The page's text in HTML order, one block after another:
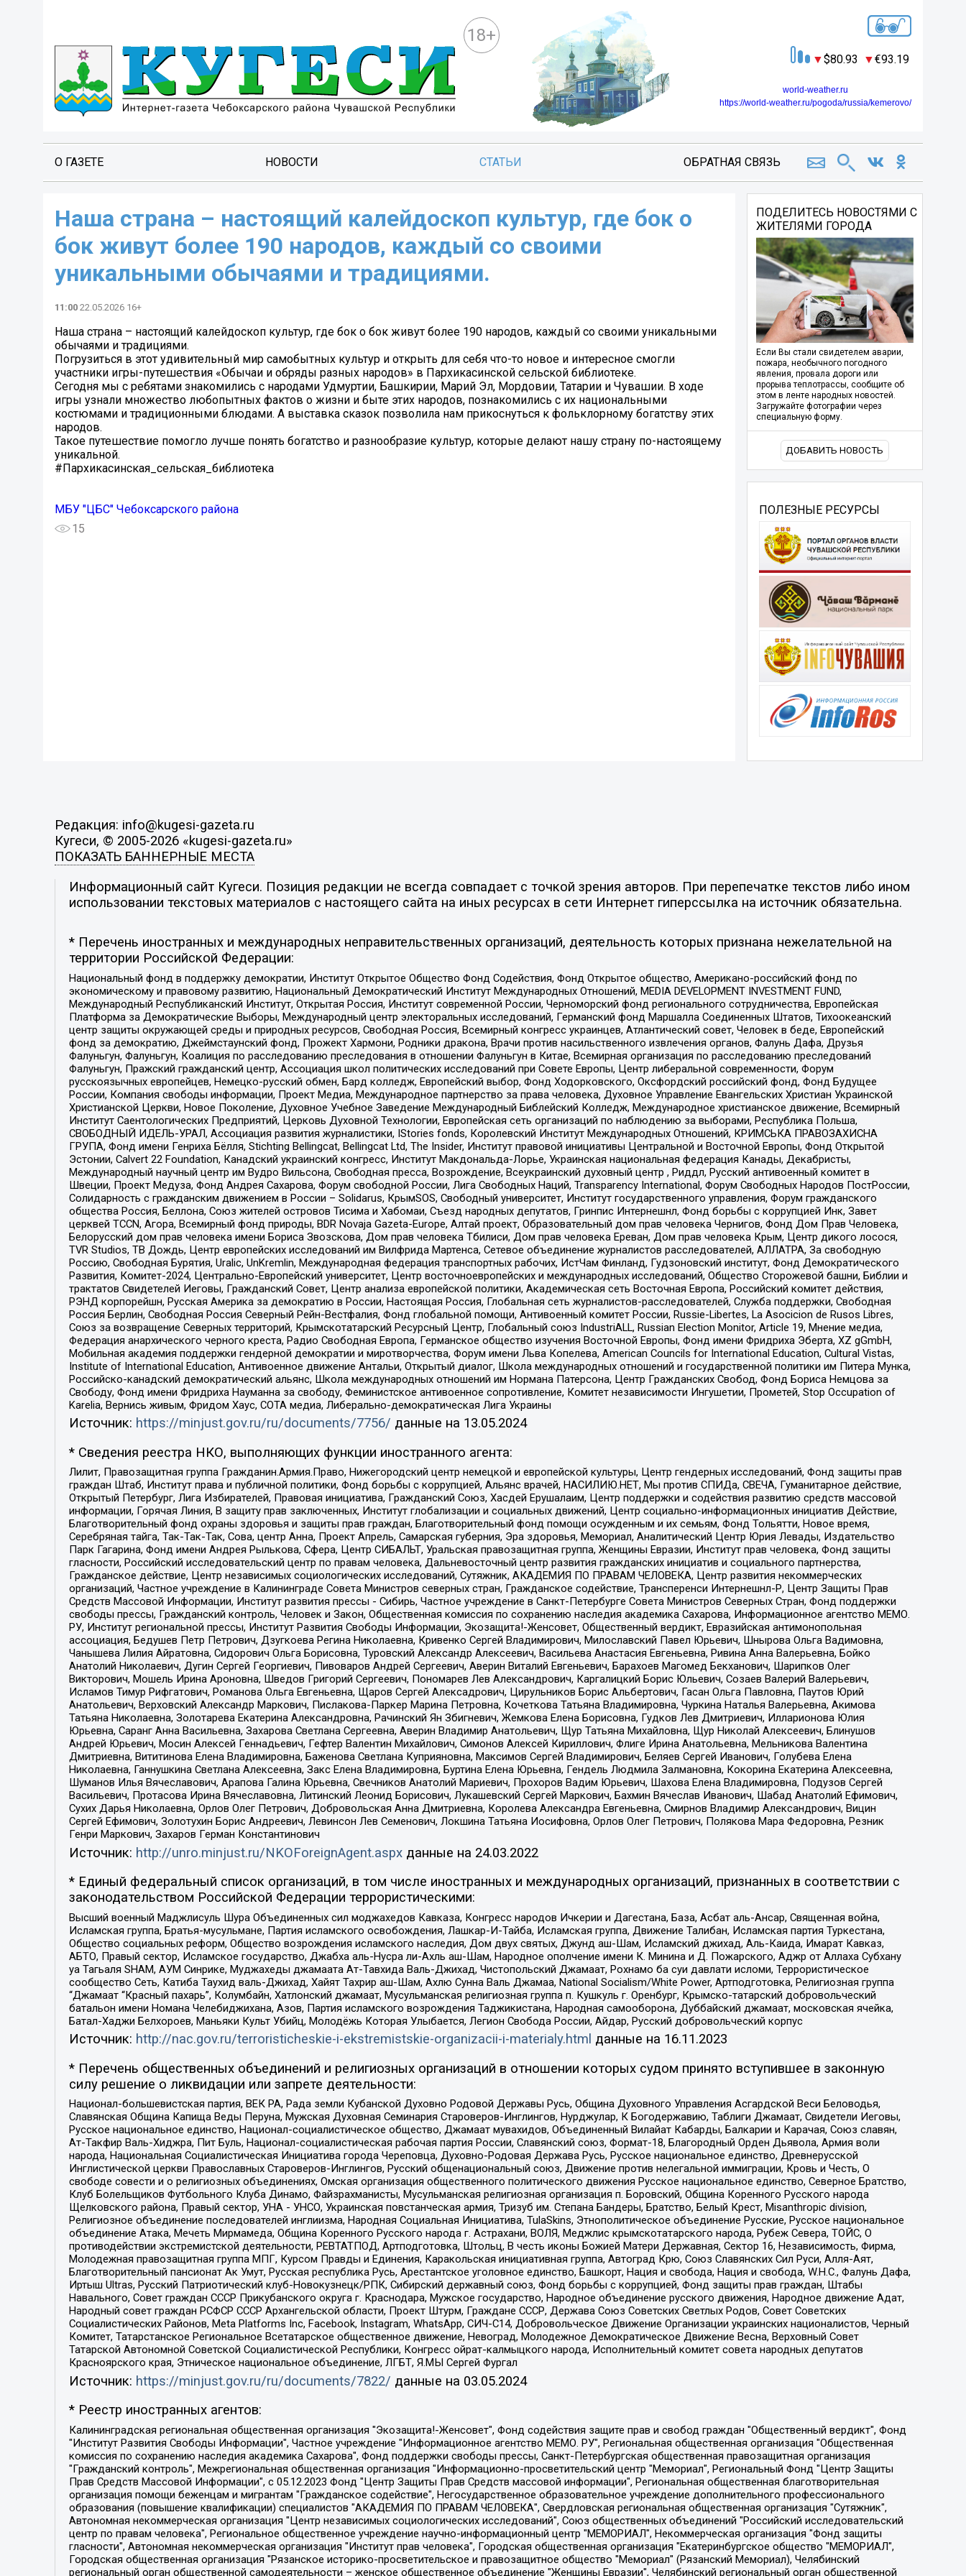
18+
80.93 93.19
world-weather.ru
https://world-weather.ru/pogoda/russia/kemerovo/
О ГАЗЕТЕ НОВОСТИ СТАТЬИ ОБРАТНАЯ СВЯЗЬ
Наша страна – настоящий калейдоскоп культур, где бок о
бок живут более 190 народов, каждый со своими
уникальными обычаями и традициями.
11:00 22.05.2026 16+
Наша страна – настоящий калейдоскоп культур, где бок о бок живут более 190 народов, каждый со своими уникальными
обычаями и традициями.
Погрузиться в этот удивительный мир самобытных культур и открыть для себя что-то новое и интересное смогли
участники игры-путешествия «Обычаи и обряды разных народов» в Пархикасинской сельской библиотеке.
Сегодня мы с ребятами знакомились с народами Удмуртии, Башкирии, Марий Эл, Мордовии, Татарии и Чувашии. В ходе
игры узнали множество любопытных фактов о жизни и быте этих народов, познакомились с их национальными
костюмами и традиционными блюдами. А выставка сказок позволила нам прикоснуться к фольклорному богатству этих
народов.
Такое путешествие помогло лучше понять богатство и разнообразие культур, которые делают нашу страну по-настоящему
уникальной.
#Пархикасинская_сельская_библиотека
МБУ "ЦБС" Чебоксарского района
15
ПОДЕЛИТЕСЬ НОВОСТЯМИ С
ЖИТЕЛЯМИ ГОРОДА
Если Вы стали свидетелем аварии,
пожара, необычного погодного
явления, провала дороги или
прорыва теплотрассы, сообщите об
этом в ленте народных новостей.
Загружайте фотографии через
специальную форму.
ДОБАВИТЬ НОВОСТЬ
ПОЛЕЗНЫЕ РЕСУРСЫ
Редакция: info@kugesi-gazeta.ru
Кугеси, © 2005-2026 «kugesi-gazeta.ru»
ПОКАЗАТЬ БАННЕРНЫЕ МЕСТА
Информационный сайт Кугеси. Позиция редакции не всегда совпадает с точкой зрения авторов. При перепечатке текстов либо ином
использовании текстовых материалов с настоящего сайта на иных ресурсах в сети Интернет гиперссылка на источник обязательна.
* Перечень иностранных и международных неправительственных организаций, деятельность которых признана нежелательной на
территории Российской Федерации:
Национальный фонд в поддержку демократии, Институт Открытое Общество Фонд Содействия, Фонд Открытое общество, Американо-российский фонд по
экономическому и правовому развитию, Национальный Демократический Институт Международных Отношений, MEDIA DEVELOPMENT INVESTMENT FUND,
Международный Республиканский Институт, Открытая Россия, Институт современной России, Черноморский фонд регионального сотрудничества, Европейская
Платформа за Демократические Выборы, Международный центр электоральных исследований, Германский фонд Маршалла Соединенных Штатов, Тихоокеанский
центр защиты окружающей среды и природных ресурсов, Свободная Россия, Всемирный конгресс украинцев, Атлантический совет, Человек в беде, Европейский
фонд за демократию, Джеймстаунский фонд, Прожект Хармони, Родники дракона, Врачи против насильственного извлечения органов, Фалунь Дафа, Друзья
Фалуньгун, Фалуньгун, Коалиция по расследованию преследования в отношении Фалуньгун в Китае, Всемирная организация по расследованию преследований
Фалуньгун, Пражский гражданский центр, Ассоциация школ политических исследований при Совете Европы, Центр либеральной современности, Форум
русскоязычных европейцев, Немецко-русский обмен, Бард колледж, Европейский выбор, Фонд Ходорковского, Оксфордский российский фонд, Фонд Будущее
России, Компания свободы информации, Проект Медиа, Международное партнерство за права человека, Духовное Управление Евангельских Христиан Украинской
Христианской Церкви, Новое Поколение, Духовное Учебное Заведение Международный Библейский Колледж, Международное христианское движение, Всемирный
Институт Саентологических Предприятий, Церковь Духовной Технологии, Европейская сеть организаций по наблюдению за выборами, Республика Польша,
СВОБОДНЫЙ ИДЕЛЬ-УРАЛ, Ассоциация развития журналистики, IStories fonds, Королевский Институт Международных Отношений, КРИМСЬКА ПРАВОЗАХИСНА
ГРУПА, Фонд имени Генриха Бёлля, Stichting Bellingcat, Bellingcat Ltd, The Insider, Институт правовой инициативы Центральной и Восточной Европы, Фонд Открытой
Эстонии, Calvert 22 Foundation, Канадский украинский конгресс, Институт Макдональда-Лорье, Украинская национальная федерация Канады, Декабристы,
Международный научный центр им Вудро Вильсона, Свободная пресса, Возрождение, Всеукраинский духовный центр , Риддл, Русский антивоенный комитет в
Швеции, Проект Медуза, Фонд Андрея Сахарова, Форум свободной России, Лига Свободных Наций, Transparеncy International, Форум Свободных Народов ПостРоссии,
Солидарность с гражданским движением в России – Solidarus, КрымSOS, Свободный университет, Институт государственного управления, Форум гражданского
общества Россия, Беллона, Союз жителей островов Тисима и Хабомаи, Съезд народных депутатов, Гринпис Интернешнл, Фонд борьбы с коррупцией Инк, Завет
церквей TCCN, Агора, Всемирный фонд природы, BDR Novaja Gazeta-Europe, Алтай проект, Образовательный дом прав человека Чернигов, Фонд Дом Прав Человека,
Белорусский дом прав человека имени Бориса Звозскова, Дом прав человека Тбилиси, Дом прав человека Ереван, Дом прав человека Крым, Центр дикого лосося,
TVR Studios, ТВ Дождь, Центр европейских исследований им Вилфрида Мартенса, Сетевое объединение журналистов расследователей, АЛЛАТРА, За свободную
Россию, Свободная Бурятия, Uralic, UnKremlin, Международная федерация транспортных рабочих, ИстЧам Финланд, Гудзоновский институт, Фонд Демократического
Развития, Комитет-2024, Центрально-Европейский университет, Центр восточноевропейских и международных исследований, Общество Сторожевой башни, Библии и
трактатов Свидетелей Иеговы, Гражданский Совет, Центр анализа европейской политики, Академическая сеть Восточная Европа, Российский комитет действия,
РЭНД корпорейшн, Русская Америка за демократию в России, Настоящая Россия, Глобальная сеть журналистов-расследователей, Служба поддержки, Свободная
Россия Берлин, Свободная Россия Северный Рейн-Вестфалия, Фонд глобальной помощи, Антивоенный комитет России, Russie-Libertes, La Asocicion de Rusos Libres,
Союз за возвращение Северных территорий, Крымскотатарский Ресурсный Центр, Глобальный союз IndustriALL, Russian Election Monitor, Article 19, Мнение медиа,
Федерация анархического черного креста, Радио Свободная Европа, Германское общество изучения Восточной Европы, Фонд имени Фридриха Эберта, XZ gGmbH,
Мобильная академия поддержки гендерной демократии и миротворчества, Форум имени Льва Копелева, American Councils for International Education, Cultural Vistas,
Institute of International Education, Антивоенное движение Антальи, Открытый диалог, Школа международных отношений и государственной политики им Питера Мунка,
Российско-канадский демократический альянс, Школа международных отношений им Нормана Патерсона, Центр Гражданских Свобод, Фонд Бориса Немцова за
Свободу, Фонд имени Фридриха Науманна за свободу, Феминистское антивоенное сопротивление, Комитет независимости Ингушетии, Прометей, Stop Occupation of
Karelia, Вернись живым, Фридом Хаус, СОТА медиа, Либерально-демократическая Лига Украины
Источник: https://minjust.gov.ru/ru/documents/7756/ данные на 13.05.2024
* Сведения реестра НКО, выполняющих функции иностранного агента:
Лилит, Правозащитная группа Гражданин.Армия.Право, Нижегородский центр немецкой и европейской культуры, Центр гендерных исследований, Фонд защиты прав
граждан Штаб, Институт права и публичной политики, Фонд борьбы с коррупцией, Альянс врачей, НАСИЛИЮ.НЕТ, Мы против СПИДа, СВЕЧА, Гуманитарное действие,
Открытый Петербург, Лига Избирателей, Правовая инициатива, Гражданский Союз, Хасдей Ерушалаим, Центр поддержки и содействия развитию средств массовой
информации, Горячая Линия, В защиту прав заключенных, Институт глобализации и социальных движений, Центр социально-информационных инициатив Действие,
Благотворительный фонд охраны здоровья и защиты прав граждан, Благотворительный фонд помощи осужденным и их семьям, Фонд Тольятти, Новое время,
Серебряная тайга, Так-Так-Так, Сова, центр Анна, Проект Апрель, Самарская губерния, Эра здоровья, Мемориал, Аналитический Центр Юрия Левады, Издательство
Парк Гагарина, Фонд имени Андрея Рылькова, Сфера, Центр СИБАЛЬТ, Уральская правозащитная группа, Женщины Евразии, Институт прав человека, Фонд защиты
гласности, Российский исследовательский центр по правам человека, Дальневосточный центр развития гражданских инициатив и социального партнерства,
Гражданское действие, Центр независимых социологических исследований, Сутяжник, АКАДЕМИЯ ПО ПРАВАМ ЧЕЛОВЕКА, Центр развития некоммерческих
организаций, Частное учреждение в Калининграде Совета Министров северных стран, Гражданское содействие, Трансперенси Интернешнл-Р, Центр Защиты Прав
Средств Массовой Информации, Институт развития прессы - Сибирь, Частное учреждение в Санкт-Петербурге Совета Министров Северных Стран, Фонд поддержки
свободы прессы, Гражданский контроль, Человек и Закон, Общественная комиссия по сохранению наследия академика Сахарова, Информационное агентство МЕМО.
РУ, Институт региональной прессы, Институт Развития Свободы Информации, Экозащита!-Женсовет, Общественный вердикт, Евразийская антимонопольная
ассоциация, Бедушев Петр Петрович, Дзугкоева Регина Николаевна, Кривенко Сергей Владимирович, Милославский Павел Юрьевич, Шнырова Ольга Вадимовна,
Чанышева Лилия Айратовна, Сидорович Ольга Борисовна, Туровский Александр Алексеевич, Васильева Анастасия Евгеньевна, Ривина Анна Валерьевна, Бойко
Анатолий Николаевич, Дугин Сергей Георгиевич, Пивоваров Андрей Сергеевич, Аверин Виталий Евгеньевич, Барахоев Магомед Бекханович, Шарипков Олег
Викторович, Мошель Ирина Ароновна, Шведов Григорий Сергеевич, Пономарев Лев Александрович, Каргалицкий Борис Юльевич, Созаев Валерий Валерьевич,
Исламов Тимур Рифгатович, Романова Ольга Евгеньевна, Щаров Сергей Алексадрович, Цирульников Борис Альбертович, Гасан Ольга Павловна, Паутов Юрий
Анатольевич, Верховский Александр Маркович, Пислакова-Паркер Марина Петровна, Кочеткова Татьяна Владимировна, Чуркина Наталья Валерьевна, Акимова
Татьяна Николаевна, Золотарева Екатерина Александровна, Рачинский Ян Збигневич, Жемкова Елена Борисовна, Гудков Лев Дмитриевич, Илларионова Юлия
Юрьевна, Саранг Анна Васильевна, Захарова Светлана Сергеевна, Аверин Владимир Анатольевич, Щур Татьяна Михайловна, Щур Николай Алексеевич, Блинушов
Андрей Юрьевич, Мосин Алексей Геннадьевич, Гефтер Валентин Михайлович, Симонов Алексей Кириллович, Флиге Ирина Анатольевна, Мельникова Валентина
Дмитриевна, Вититинова Елена Владимировна, Баженова Светлана Куприяновна, Максимов Сергей Владимирович, Беляев Сергей Иванович, Голубева Елена
Николаевна, Ганнушкина Светлана Алексеевна, Закс Елена Владимировна, Буртина Елена Юрьевна, Гендель Людмила Залмановна, Кокорина Екатерина Алексеевна,
Шуманов Илья Вячеславович, Арапова Галина Юрьевна, Свечников Анатолий Мариевич, Прохоров Вадим Юрьевич, Шахова Елена Владимировна, Подузов Сергей
Васильевич, Протасова Ирина Вячеславовна, Литинский Леонид Борисович, Лукашевский Сергей Маркович, Бахмин Вячеслав Иванович, Шабад Анатолий Ефимович,
Сухих Дарья Николаевна, Орлов Олег Петрович, Добровольская Анна Дмитриевна, Королева Александра Евгеньевна, Смирнов Владимир Александрович, Вицин
Сергей Ефимович, Золотухин Борис Андреевич, Левинсон Лев Семенович, Локшина Татьяна Иосифовна, Орлов Олег Петрович, Полякова Мара Федоровна, Резник
Генри Маркович, Захаров Герман Константинович
Источник: http://unro.minjust.ru/NKOForeignAgent.aspxданные на 24.03.2022
* Единый федеральный список организаций, в том числе иностранных и международных организаций, признанных в соответствии с
законодательством Российской Федерации террористическими:
Высший военный Маджлисуль Шура Объединенных сил моджахедов Кавказа, Конгресс народов Ичкерии и Дагестана, База, Асбат аль-Ансар, Священная война,
Исламская группа, Братья-мусульмане, Партия исламского освобождения, Лашкар-И-Тайба, Исламская группа, Движение Талибан, Исламская партия Туркестана,
Общество социальных реформ, Общество возрождения исламского наследия, Дом двух святых, Джунд аш-Шам, Исламский джихад, Аль-Каида, Имарат Кавказ,
АБТО, Правый сектор, Исламское государство, Джабха аль-Нусра ли-Ахль аш-Шам, Народное ополчение имени К. Минина и Д. Пожарского, Аджр от Аллаха Субхану
уа Тагьаля SHAM, АУМ Синрике, Муджахеды джамаата Ат-Тавхида Валь-Джихад, Чистопольский Джамаат, Рохнамо ба суи давлати исломи, Террористическое
сообщество Сеть, Катиба Таухид валь-Джихад, Хайят Тахрир аш-Шам, Ахлю Сунна Валь Джамаа, National Socialism/White Power, Артподготовка, Религиозная группа
“Джамаат “Красный пахарь”, Колумбайн, Хатлонский джамаат, Мусульманская религиозная группа п. Кушкуль г. Оренбург, Крымско-татарский добровольческий
батальон имени Номана Челебиджихана, Азов, Партия исламского возрождения Таджикистана, Народная самооборона, Дуббайский джамаат, московская ячейка,
Батал-Хаджи Белхороев, Маньяки Культ Убийц, Молодёжь Которая Улыбается, Легион Свобода России, Айдар, Русский добровольческий корпус
Источник: http://nac.gov.ru/terroristicheskie-i-ekstremistskie-organizacii-i-materialy.html данные на 16.11.2023
* Перечень общественных объединений и религиозных организаций в отношении которых судом принято вступившее в законную
силу решение о ликвидации или запрете деятельности:
Национал-большевистская партия, ВЕК РА, Рада земли Кубанской Духовно Родовой Державы Русь, Община Духовного Управления Асгардской Веси Беловодья,
Славянская Община Капища Веды Перуна, Мужская Духовная Семинария Староверов-Инглингов, Нурджулар, К Богодержавию, Таблиги Джамаат, Свидетели Иеговы,
Русское национальное единство, Национал-социалистическое общество, Джамаат мувахидов, Объединенный Вилайат Кабарды, Балкарии и Карачая, Союз славян,
Ат-Такфир Валь-Хиджра, Пит Буль, Национал-социалистическая рабочая партия России, Славянский союз, Формат-18, Благородный Орден Дьявола, Армия воли
народа, Национальная Социалистическая Инициатива города Череповца, Духовно-Родовая Держава Русь, Русское национальное единство, Древнерусской
Инглистической церкви Православных Староверов-Инглингов, Русский общенациональный союз, Движение против нелегальной иммиграции, Кровь и Честь, О
свободе совести и о религиозных объединениях, Омская организация общественного политического движения Русское национальное единство, Северное Братство,
Клуб Болельщиков Футбольного Клуба Динамо, Файзрахманисты, Мусульманская религиозная организация п. Боровский, Община Коренного Русского народа
Щелковского района, Правый сектор, УНА - УНСО, Украинская повстанческая армия, Тризуб им. Степана Бандеры, Братство, Белый Крест, Misanthropic division,
Религиозное объединение последователей инглиизма, Народная Социальная Инициатива, TulaSkins, Этнополитическое объединение Русские, Русское национальное
объединение Атака, Мечеть Мирмамеда, Община Коренного Русского народа г. Астрахани, ВОЛЯ, Меджлис крымскотатарского народа, Рубеж Севера, ТОЙС, О
противодействии экстремистской деятельности, РЕВТАТПОД, Артподготовка, Штольц, В честь иконы Божией Матери Державная, Сектор 16, Независимость, Фирма,
Молодежная правозащитная группа МПГ, Курсом Правды и Единения, Каракольская инициативная группа, Автоград Крю, Союз Славянских Сил Руси, Алля-Аят,
Благотворительный пансионат Ак Умут, Русская республика Русь, Арестантское уголовное единство, Башкорт, Нация и свобода, Нация и свобода, W.H.С., Фалунь Дафа,
Иртыш Ultras, Русский Патриотический клуб-Новокузнецк/РПК, Сибирский державный союз, Фонд борьбы с коррупцией, Фонд защиты прав граждан, Штабы
Навального, Совет граждан СССР Прикубанского округа г. Краснодара, Мужское государство, Народное объединение русского движения, Народное движение Адат,
Народный совет граждан РСФСР СССР Архангельской области, Проект Штурм, Граждане СССР, Держава Союз Советских Светлых Родов, Совет Советских
Социалистических Районов, Meta Platforms Inc, Facebook, Instagram, WhatsApp, СИЧ-С14, Добровольческое Движение Организации украинских националистов, Черный
Комитет, Татарстанское Региональное Всетатарское общественное движение, Невоград, Молодежное Демократическое Движение Весна, Верховный Совет
Татарской Автономной Советской Социалистической Республики, Конгресс ойрат-калмыцкого народа, Исполнительный комитет совета народных депутатов
Красноярского края, Этническое национальное объединение, ЛГБТ, Я.МЫ Сергей Фургал
Источник: https://minjust.gov.ru/ru/documents/7822/ данные на 03.05.2024
* Реестр иностранных агентов:
Калининградская региональная общественная организация "Экозащита!-Женсовет", Фонд содействия защите прав и свобод граждан "Общественный вердикт", Фонд "Институт Развития Свободы Информации", Частное учреждение "Информационное агентство МЕМО. РУ", Региональная общественная организация "Общественная комиссия по сохранению наследия академика Сахарова", Фонд поддержки свободы прессы, Санкт-Петербургская общественная правозащитная организация "Гражданский контроль", Межрегиональная общественная организация "Информационно-просветительский центр "Мемориал", Региональный Фонд "Центр Защиты Прав Средств Массовой Информации", с 05.12.2023 Фонд "Центр Защиты Прав Средств массовой информации", Региональная общественная благотворительная организация помощи беженцам и мигрантам "Гражданское содействие", Негосударственное образовательное учреждение дополнительного профессионального образования (повышение квалификации) специалистов "АКАДЕМИЯ ПО ПРАВАМ ЧЕЛОВЕКА", Свердловская региональная общественная организация "Сутяжник", Автономная некоммерческая организация "Центр независимых социологических исследований", Союз общественных объединений "Российский исследовательский центр по правам человека", Региональное общественное учреждение научно-информационный центр "МЕМОРИАЛ", Некоммерческая организация "Фонд защиты гласности", Автономная некоммерческая организация "Институт прав человека", Городская общественная организация "Екатеринбургское общество "МЕМОРИАЛ", Городская общественная организация "Рязанское историко-просветительское и правозащитное общество "Мемориал" (Рязанский Мемориал), Челябинский региональный орган общественной самодеятельности – женское общественное объединение "Женщины Евразии", Челябинский региональный орган общественной самодеятельности "Уральская правозащитная группа", Фонд содействия защите здоровья и социальной справедливости имени Андрея Рылькова, Автономная Некоммерческая Организация "Аналитический Центр Юрия Левады", Автономная некоммерческая организация социальной поддержки населения "Проект Апрель", Региональная общественная организация помощи женщинам и детям, находящимся в кризисной ситуации "Информационно-методический центр "Анна", Фонд содействия развитию массовых коммуникаций и правовому просвещению "Так-так-Так", Фонд содействия устойчивому развитию "Серебряная тайга", Свердловский региональный общественный фонд социальных проектов "Новое время", "Idel.Реалии", Кавказ.Реалии, Крым.Реалии, Телеканал Настоящее Время, Татаро-башкирская служба Радио Свобода (Azatliq Radiosi), Радио Свободная Европа/Радио Свобода (PCE/PC), "Сибирь.Реалии", "Фактограф", Благотворительный фонд помощи осужденным и их семьям, Автономная некоммерческая организация "Институт глобализации и социальных движений", Фонд "В защиту прав заключенных", Частное учреждение "Центр поддержки и содействия развитию средств массовой информации", Пензенский региональный общественный благотворительный фонд "Гражданский союз", "Север.Реалии", Некоммерческая организация Фонд "Правовая инициатива", Общество с ограниченной ответственностью "Радио Свободная Европа/Радио Свобода", Чешское информационное агентство "MEDIUM-ORIENT", Красноярская региональная общественная организация "Мы против СПИДа", Камалягин Денис Николаевич, Маркелов Сергей Евгеньевич, Пономарев Лев Александрович, Савицкая Людмила Алексеевна, Автономная некоммерческая организация "Центр по работе с проблемой насилия "НАСИЛИЮ.НЕТ", Межрегиональный профессиональный союз работников здравоохранения "Альянс врачей", Юридическое лицо, зарегистрированное в Латвийской Республике, SIA "Medusa Project" (регистрационный номер 40103797863, дата регистрации 10.06.2014), Некоммерческая организация "Фонд по борьбе с коррупцией", Автономная некоммерческая организация "Институт права и публичной политики", Баданин Роман Сергеевич, Гликин Максим Александрович, Железнова Мария Михайловна, Лукьянова Юлия Сергеевна, Маетная Елизавета Витальевна, Маняхин Петр Борисович, Чуракова Ольга Владимировна, Ярош Юлия Петровна, Юридическое лицо "The Insider SIA", зарегистрированное в Риге, Латвийская Республика (дата регистрации 26.06.2015), являющееся администратором доменного имени интернет-издания "The Insider SIA", https://theins.ru, Постернак Алексей Евгеньевич, Рубин Михаил Аркадьевич, Анин Роман Александрович, Юридическое лицо Istories fonds, зарегистрированное в Латвийской Республике (регистрационный номер 50008295751, дата регистрации 24.02.2020), Великовский Дмитрий Александрович, Долинина Ирина Николаевна, Мароховская Алеся Алексеевна, Шлейнов Роман Юрьевич, Шмагун Олеся Валентиновна, Общество с ограниченной ответственностью "Альтаир 2021", Общество с ограниченной ответственностью "Вега 2021", Общество с ограниченной ответственностью "Главный редактор 2021", Общество с ограниченной ответственностью "Ромашки монолит", Важенков Артем Валерьевич, Ивановская областная общественная организация "Центр гендерных исследований", Гурман Юрий Альбертович, Медиапроект "ОВД-Инфо", Егоров Владимир Владимирович, Жилинский Владимир Александрович, Общество с ограниченной ответственностью "ЗП", Иванова София Юрьевна, Карезина Инна Павловна, Кильтау Екатерина Викторовна, Петров Алексей Викторович, Пискунов Сергей Евгеньевич, Смирнов Сергей Сергеевич, Тихонов Михаил Сергеевич, Общество с ограниченной ответственностью "ЖУРНАЛИСТ-ИНОСТРАННЫЙ АГЕНТ", Арапова Галина Юрьевна, Вольтская Татьяна Анатольевна, Американская компания "Mason G.E.S. Anonymous Foundation" (США), являющаяся владельцем интернет-издания https://mnews.world/, Компания "Stichting Bellingcat", зарегистрированная в Нидерландах (дата регистрации 11.07.2018), Захаров Андрей Вячеславович, Клепиковская Екатерина Дмитриевна, Общество с ограниченной ответственностью "МЕМО", Перл Роман Александрович, Симонов Евгений Алексеевич, Соловьева Елена Анатольевна, Сотников Даниил Владимирович, Сурначева Елизавета Дмитриевна, Автономная некоммерческая организация по защите прав человека и информированию населения "Якутия – Наше Мнение", Общество с ограниченной ответственностью "Москоу диджитал медиа", с 26.01.2023 Общество с ограниченной ответственностью "Чайка Белые сады", Ветошкина Валерия Валерьевна, Заговора Максим Александрович, Межрегиональное общественное движение "Российская ЛГБТ - сеть", Оленичев Максим Владимирович, Павлов Иван Юрьевич, Скворцова Елена Сергеевна, Общество с ограниченной ответственностью "Как бы инагент", Кочетков Игорь Викторович, Общество с ограниченной ответственностью "Честные выборы", Еланчик Олег Александрович, Общество с ограниченной ответственностью "Нобелевский призыв", Гималова Регина Эмилевна, Григорьев Андрей Валерьевич, Григорьева Алина Александровна, Ассоциация по содействию защите прав призывников, альтернативнослужащих и военнослужащих "Правозащитная группа "Гражданин.Армия.Право", Хисамова Регина Фаритовна, Автономная некоммерческая организация по реализации социально-правовых программ "Лилит", Дальневосточное общественное движение "Маяк", Санкт-Петербургская ЛГБТ-инициативная группа "Выход", Инициативная группа ЛГБТ+ "Реверс", Алексеев Андрей Викторович, Бекбулатова Таисия Львовна, Беляев Иван Михайлович, Владыкина Елена Сергеевна, Гельман Марат Александрович, Никульшина Вероника Юрьевна, Толоконникова Надежда Андреевна, Шендерович Виктор Анатольевич, Общество с ограниченной ответственностью "Данное сообщение", Общество с ограниченной ответственностью Издательский дом "Новая глава", Айнбиндер Александра Александровна, Московский комьюнити-центр для ЛГБТ+инициатив, Благотворительный фонд развития филантропии, Deutsche Welle (Германия, Kurt-Schumacher-Strasse 3, 53113 Bonn), Борзунова Мария Михайловна, Воробьев Виктор Викторович, Голубева Анна Львовна, Константинова Алла Михайловна, Малкова Ирина Владимировна, Мурадов Мурад Абдулгалимович, Осетинская Елизавета Николаевна, Понасенков Евгений Николаевич, Ганапольский Матвей Юрьевич, Киселев Евгений Алексеевич, Борухович Ирина Григорьевна, Дремин Иван Тимофеевич, Дубровский Дмитрий Викторович, Красноярская региональная общественная организация поддержки и развития альтернативных образовательных технологий и межкультурных коммуникаций "ИНТЕРРА", Маяковская Екатерина Алексеевна, Фейгин Марк Захарович, Филимонов Андрей Викторович, Дзугкоева Регина Николаевна, Доброхотов Роман Александрович, Дудь Юрий Александрович, Елкин Сергей Владимирович, Кругликов Кирилл Игоревич, Сабунаева Мария Леонидовна, Семенов Алексей Владимирович, Шаинян Карен Багратович, Шульман Екатерина Михайловна, Асафьев Артур Валерьевич, Вахштайн Виктор Семенович, Венедиктов Алексей Алексеевич, Лушникова Екатерина Евгеньевна, Волков Леонид Михайлович, Невзоров Александр Глебович, Пархоменко Сергей Борисович, Сироткин Ярослав Николаевич, Кара-Мурза Владимир Владимирович, Баранова Наталья Владимировна, Гозман Леонид Яковлевич, Кагарлицкий Борис Юльевич, Климарев Михаил Валерьевич, Милов Владимир Станиславович, Автономная некоммерческая организация Краснодарский центр современного искусства "Типография", Моргенштерн Алишер Тагирович, Соболь Любовь Эдуардовна, Общество с ограниченной ответственностью "ЛИЗА НОРМ", Каспаров Гарри Кимович, Ходорковский Михаил Борисович, Общество с ограниченной ответственностью "Апрельские тезисы", Данилович Ирина Брониславовна, Кашин Олег Владимирович, Петров Николай Владимирович, Пивоваров Алексей Владимирович, Соколов Михаил Владимирович, Цветкова Юлия Владимировна, Чичваркин Евгений Александрович, Комитет против пыток/Команда против пыток, Общество с ограниченной ответственностью "Первый научный", Общество с ограниченной ответственностью "Вертолет и ко", Белоцерковская Вероника Борисовна, Кац Максим Евгеньевич, Лазарева Татьяна Юрьевна, Шаведдинов Руслан Табризович, Яшин Илья Валерьевич, Общество с ограниченной ответственностью "Иноагент ААВ", Алешковский Дмитрий Петрович, Альбац Евгения Марковна, Быков Дмитрий Львович, Галямина Юлия Евгеньевна, Лойко Сергей Леонидович, Мартынов Кирилл Константинович, Медведев Сергей Александрович, Крашенинников Федор Геннадиевич, Гордеева Катерина Вл